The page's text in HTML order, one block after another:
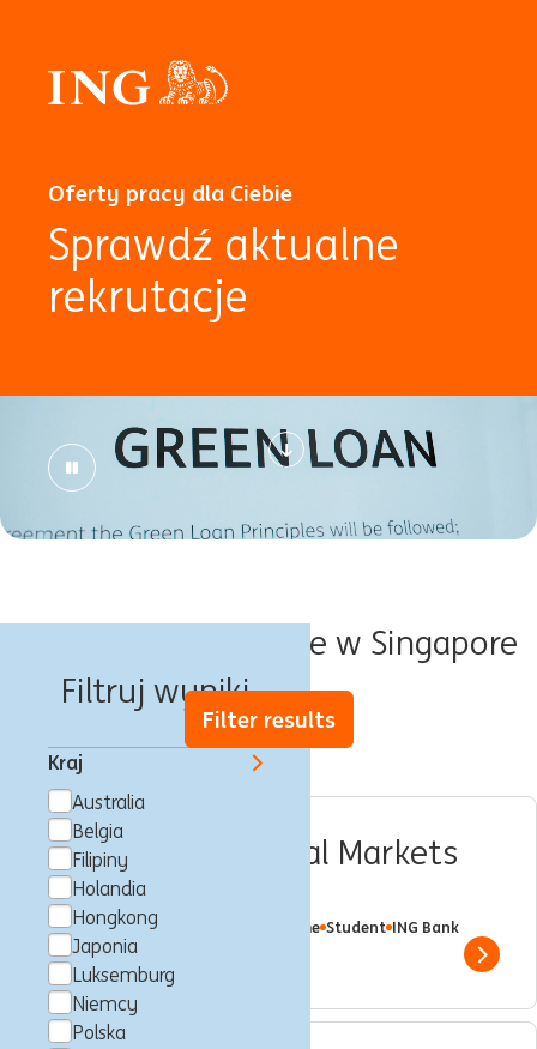
Oferty pracy dla Ciebie
Sprawdź aktualne
rekrutacje
Filtruj wyniki
Kraj
Australia
Belgia
Filipiny
Holandia
Hongkong
Japonia
Luksemburg
Niemcy
Polska
Oferty pracy Trainee w Singapore
Filter results
Intern, Debt Capital Markets
APAC
Singapore, Singapur Full time Student ING Bank
Show